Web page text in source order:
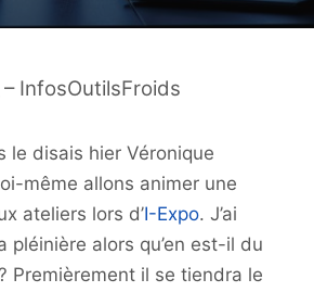
InfosOutilsFroids
le disais hier Véronique
même allons animer une
ateliers lors d’I-Expo. J’ai
pléinière alors qu’en est-il du
Premièrement il se tiendra le